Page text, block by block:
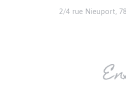
2/4 rue Nieuport,